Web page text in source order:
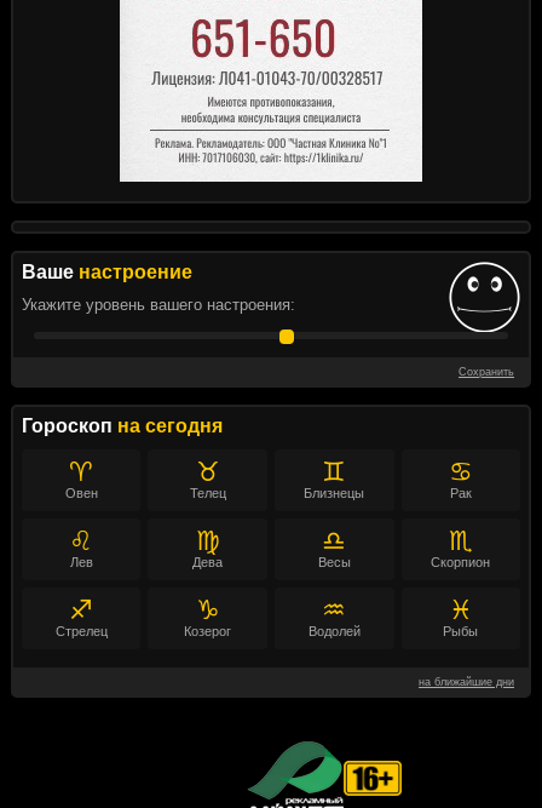
Ваше настроение
Укажите уровень вашего настроения:
Сохранить
Гороскоп на сегодня
♈
Овен
♉
Телец
♊
Близнецы
♋
Рак
♌
Лев
♍
Дева
♎
Весы
♏
Скорпион
♐
Стрелец
♑
Козерог
♒
Водолей
♓
Рыбы
на ближайшие дни